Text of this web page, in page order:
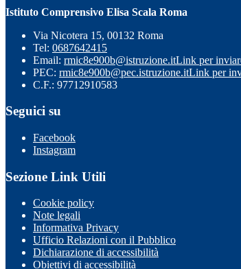
Istituto Comprensivo Elisa Scala Roma
Via Nicotera 15, 00132 Roma
Tel: 0687642415
Email: rmic8e900b@istruzione.itLink per
PEC: rmic8e900b@pec.istruzione.itLink per
C.F.: 97712910583
Seguici su
Facebook
Instagram
Sezione Link Utili
Cookie policy
Note legali
Informativa Privacy
Ufficio Relazioni con il Pubblico
Dichiarazione di accessibilità
Obiettivi di accessibilità